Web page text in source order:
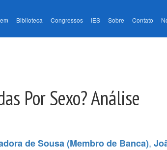
Biblioteca Congressos IES Sobre Contato
Por Sexo? Análise
de Sousa (Membro de Banca),